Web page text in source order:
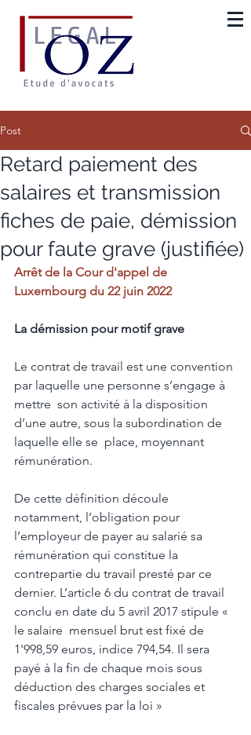
Post
Retard paiement des
salaires et transmission
fiches de paie, démission
pour faute grave (justifiée)
Arrêt de la Cour d'appel de
Luxembourg du 22 juin 2022
La démission pour motif grave
Le contrat de travail est une convention
par laquelle une personne s’engage à
mettre  son activité à la disposition
d’une autre, sous la subordination de
laquelle elle se  place, moyennant
rémunération.
De cette définition découle
notamment, l’obligation pour
l’employeur de payer au salarié sa
rémunération qui constitue la
contrepartie du travail presté par ce
dernier. L’article 6 du contrat de travail
conclu en date du 5 avril 2017 stipule «
le salaire  mensuel brut est fixé de
1'998,59 euros, indice 794,54. Il sera
payé à la fin de chaque mois sous
déduction des charges sociales et
fiscales prévues par la loi »